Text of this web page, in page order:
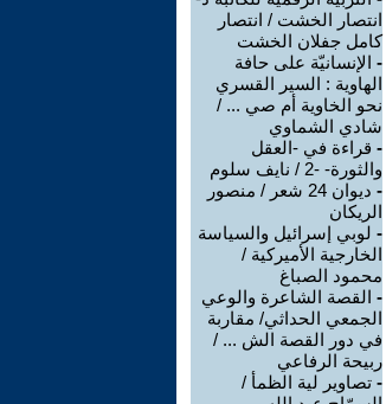
انتصار الخشت / انتصار
كامل جفلان الخشت
- الإنسانيّة على حافة
الهاوية : السير القسري
نحو الخاوية أم صي ... /
شادي الشماوي
- قراءة في -العقل
والثورة- -2 / نايف سلوم
-
ديوان 24 شعر / منصور
الريكان
- لوبي إسرائيل والسياسة
الخارجية الأميركية /
محمود الصباغ
- القصة الشاعرة والوعي
الجمعي الحداثي/ مقاربة
في دور القصة الش ... /
ربيحة الرفاعي
- تصاوير لية الظمأ /